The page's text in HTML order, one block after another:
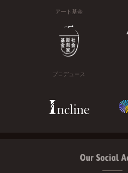
アート基金
プロデュース
Our Social